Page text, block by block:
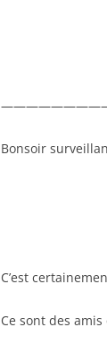
Bonsoir
C’est
Ce sont des